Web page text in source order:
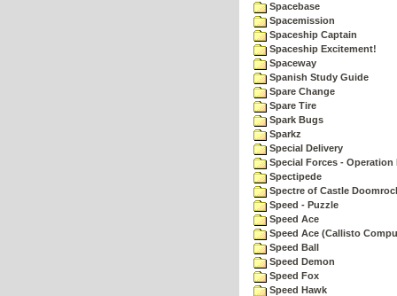
Spacebase
Spacemission
Spaceship Captain
Spaceship Excitement!
Spaceway
Spanish Study Guide
Spare Change
Spare Tire
Spark Bugs
Sparkz
Special Delivery
Special Forces - Operation
Spectipede
Spectre of Castle
Speed - Puzzle
Speed Ace
Speed Ace (Callisto
Speed Ball
Speed Demon
Speed Fox
Speed Hawk